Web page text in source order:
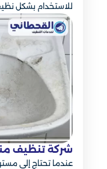
للاستخدام بشكل
شركة تنظيف
عندما تحتاج إلى